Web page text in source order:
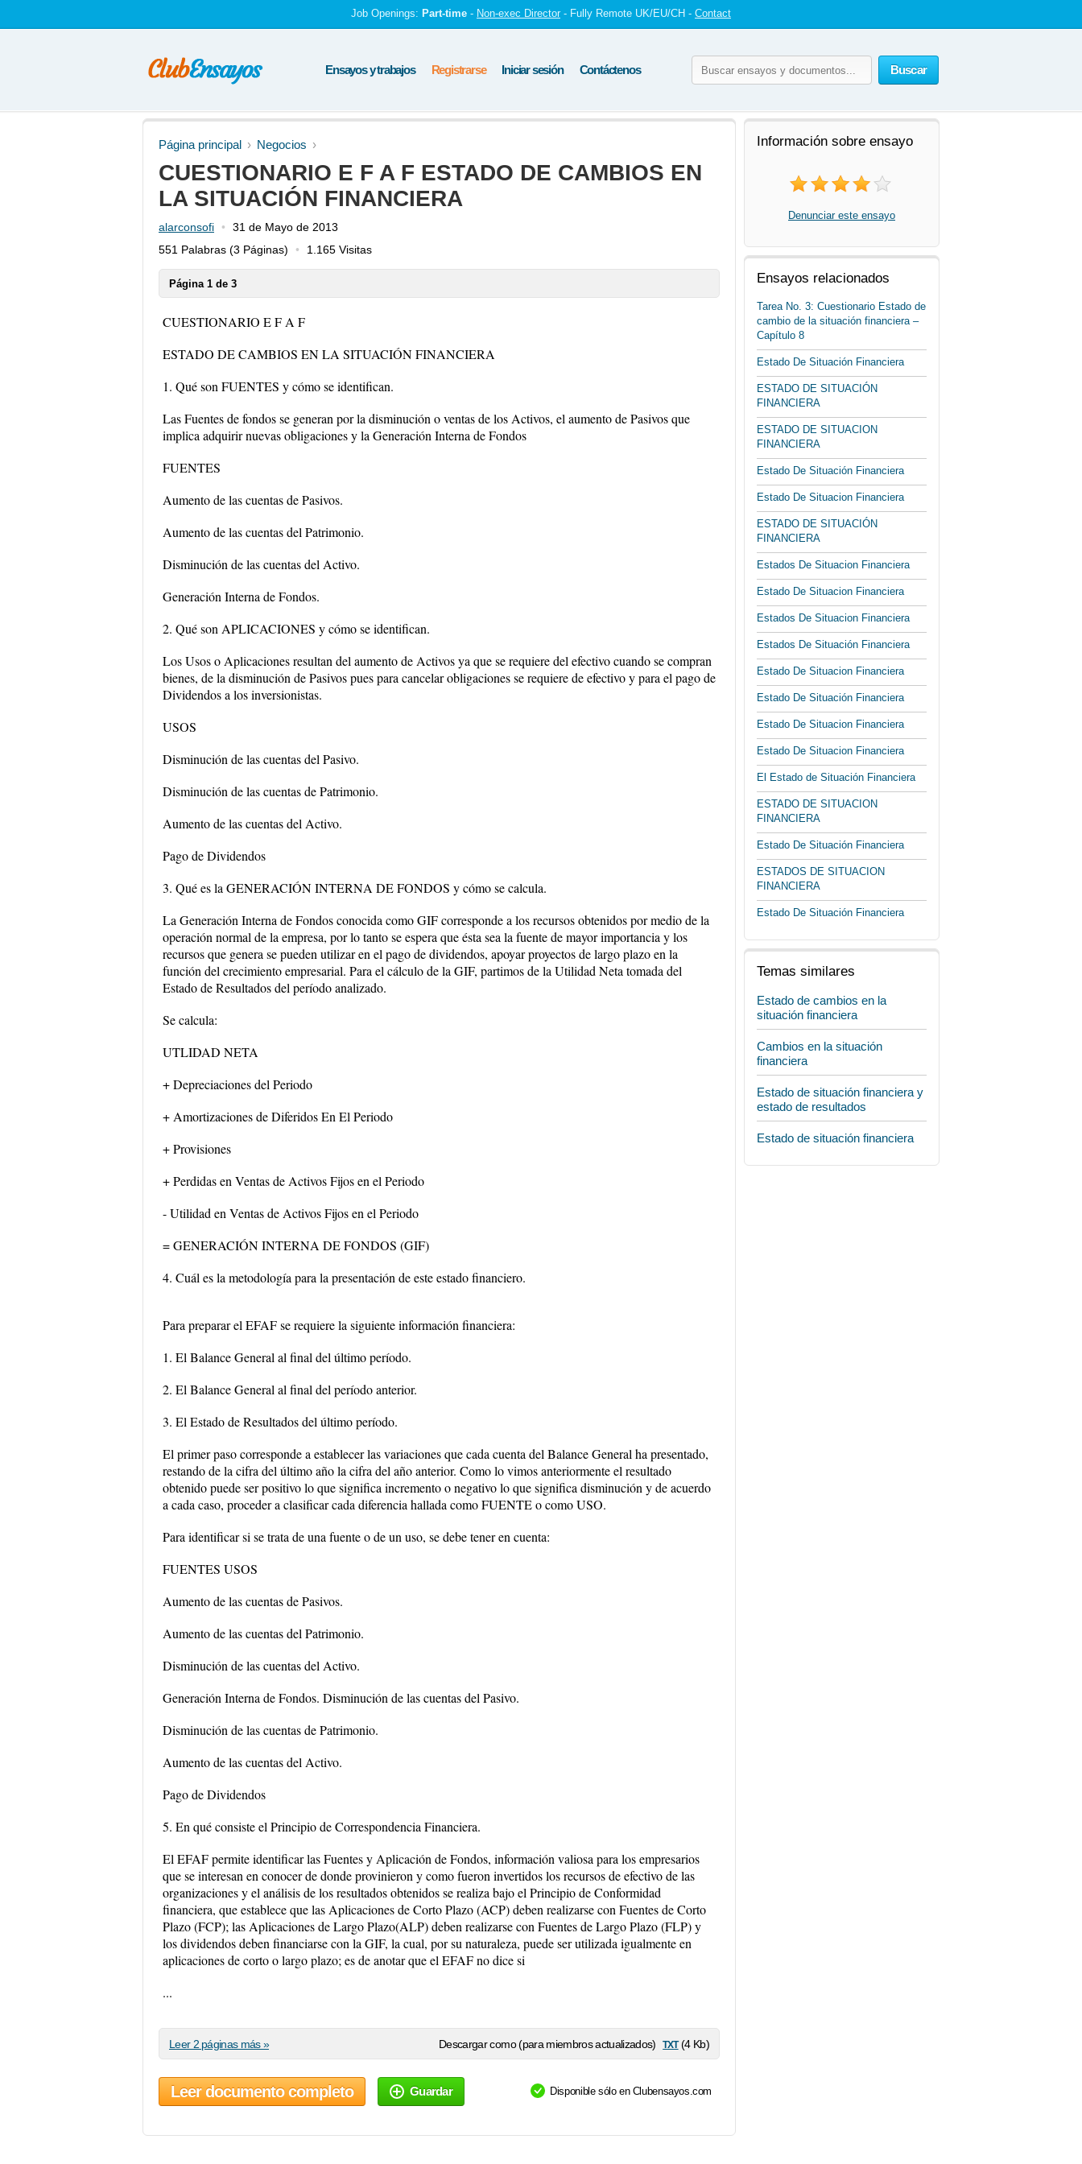
Job Openings: Part-time - Non-exec Director - Fully Remote UK/EU/CH - Contact
Buscar
Ensayos y trabajos Registrarse Iniciar sesión Contáctenos
Página principal Negocios
CUESTIONARIO E F A F ESTADO DE CAMBIOS EN
LA SITUACIÓN FINANCIERA
alarconsofi
31 de Mayo de 2013
551 Palabras (3 Páginas) 1.165 Visitas
Página 1 de 3
CUESTIONARIO E F A F
ESTADO DE CAMBIOS EN LA SITUACIÓN FINANCIERA
1. Qué son FUENTES y cómo se identifican.
Las Fuentes de fondos se generan por la disminución o ventas de los Activos, el aumento de Pasivos que
implica adquirir nuevas obligaciones y la Generación Interna de Fondos
FUENTES
Aumento de las cuentas de Pasivos.
Aumento de las cuentas del Patrimonio.
Disminución de las cuentas del Activo.
Generación Interna de Fondos.
2. Qué son APLICACIONES y cómo se identifican.
Los Usos o Aplicaciones resultan del aumento de Activos ya que se requiere del efectivo cuando se compran
bienes, de la disminución de Pasivos pues para cancelar obligaciones se requiere de efectivo y para el pago de
Dividendos a los inversionistas.
USOS
Disminución de las cuentas del Pasivo.
Disminución de las cuentas de Patrimonio.
Aumento de las cuentas del Activo.
Pago de Dividendos
3. Qué es la GENERACIÓN INTERNA DE FONDOS y cómo se calcula.
La Generación Interna de Fondos conocida como GIF corresponde a los recursos obtenidos por medio de la
operación normal de la empresa, por lo tanto se espera que ésta sea la fuente de mayor importancia y los
recursos que genera se pueden utilizar en el pago de dividendos, apoyar proyectos de largo plazo en la
función del crecimiento empresarial. Para el cálculo de la GIF, partimos de la Utilidad Neta tomada del
Estado de Resultados del período analizado.
Se calcula:
UTLIDAD NETA
+ Depreciaciones del Periodo
+ Amortizaciones de Diferidos En El Periodo
+ Provisiones
+ Perdidas en Ventas de Activos Fijos en el Periodo
- Utilidad en Ventas de Activos Fijos en el Periodo
= GENERACIÓN INTERNA DE FONDOS (GIF)
4. Cuál es la metodología para la presentación de este estado financiero.
Para preparar el EFAF se requiere la siguiente información financiera:
1. El Balance General al final del último período.
2. El Balance General al final del período anterior.
3. El Estado de Resultados del último período.
El primer paso corresponde a establecer las variaciones que cada cuenta del Balance General ha presentado,
restando de la cifra del último año la cifra del año anterior. Como lo vimos anteriormente el resultado
obtenido puede ser positivo lo que significa incremento o negativo lo que significa disminución y de acuerdo
a cada caso, proceder a clasificar cada diferencia hallada como FUENTE o como USO.
Para identificar si se trata de una fuente o de un uso, se debe tener en cuenta:
FUENTES USOS
Aumento de las cuentas de Pasivos.
Aumento de las cuentas del Patrimonio.
Disminución de las cuentas del Activo.
Generación Interna de Fondos. Disminución de las cuentas del Pasivo.
Disminución de las cuentas de Patrimonio.
Aumento de las cuentas del Activo.
Pago de Dividendos
5. En qué consiste el Principio de Correspondencia Financiera.
El EFAF permite identificar las Fuentes y Aplicación de Fondos, información valiosa para los empresarios
que se interesan en conocer de donde provinieron y como fueron invertidos los recursos de efectivo de las
organizaciones y el análisis de los resultados obtenidos se realiza bajo el Principio de Conformidad
financiera, que establece que las Aplicaciones de Corto Plazo (ACP) deben realizarse con Fuentes de Corto
Plazo (FCP); las Aplicaciones de Largo Plazo(ALP) deben realizarse con Fuentes de Largo Plazo (FLP) y
los dividendos deben financiarse con la GIF, la cual, por su naturaleza, puede ser utilizada igualmente en
aplicaciones de corto o largo plazo; es de anotar que el EFAF no dice si
...
Descargar como (para miembros actualizados) txt(4 Kb)
Leer 2 páginas más »
Leer documento completo Guardar Disponible sólo en Clubensayos.com
Información sobre ensayo
Denunciar este ensayo
Ensayos relacionados
Tarea No. 3: Cuestionario Estado de
cambio de la situación financiera –
Capítulo 8
Estado De Situación Financiera
ESTADO DE SITUACIÓN
FINANCIERA
ESTADO DE SITUACION
FINANCIERA
Estado De Situación Financiera
Estado De Situacion Financiera
ESTADO DE SITUACIÓN
FINANCIERA
Estados De Situacion Financiera
Estado De Situacion Financiera
Estados De Situacion Financiera
Estados De Situación Financiera
Estado De Situacion Financiera
Estado De Situación Financiera
Estado De Situacion Financiera
Estado De Situacion Financiera
El Estado de Situación Financiera
ESTADO DE SITUACION
FINANCIERA
Estado De Situación Financiera
ESTADOS DE SITUACION
FINANCIERA
Estado De Situación Financiera
Temas similares
Estado de cambios en la
situación financiera
Cambios en la situación
financiera
Estado de situación financiera y
estado de resultados
Estado de situación financiera